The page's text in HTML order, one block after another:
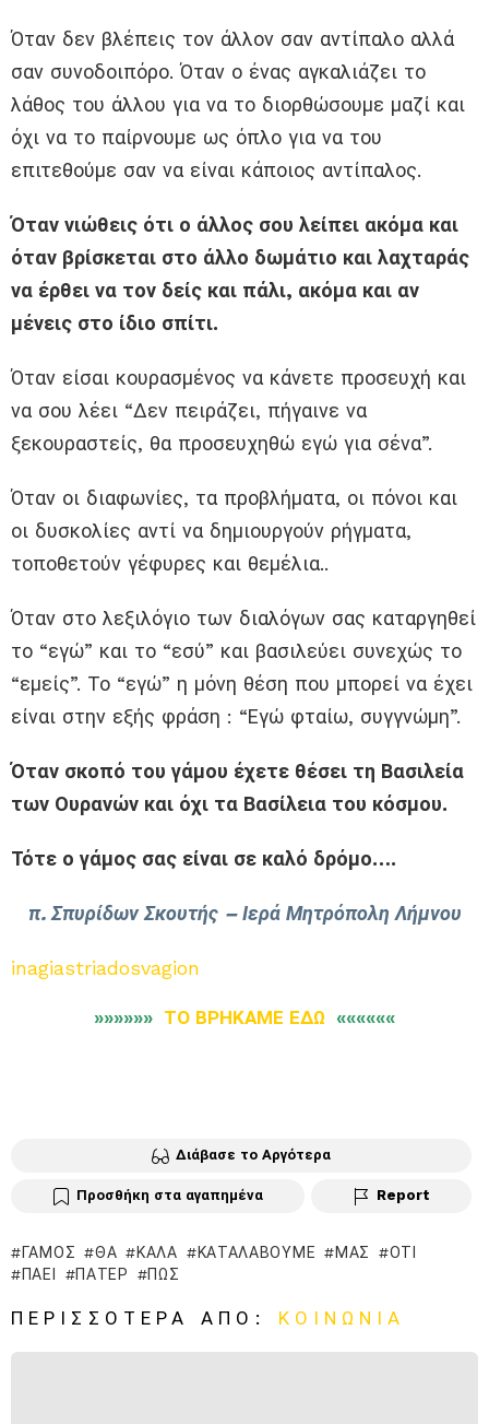
Όταν δεν βλέπεις τον άλλον σαν αντίπαλο αλλά
σαν συνοδοιπόρο. Όταν ο ένας αγκαλιάζει το
λάθος του άλλου για να το διορθώσουμε μαζί και
όχι να το παίρνουμε ως όπλο για να του
επιτεθούμε σαν να είναι κάποιος αντίπαλος.
Όταν νιώθεις ότι ο άλλος σου λείπει ακόμα και
όταν βρίσκεται στο άλλο δωμάτιο και λαχταράς
να έρθει να τον δείς και πάλι, ακόμα και αν
μένεις στο ίδιο σπίτι.
Όταν είσαι κουρασμένος να κάνετε προσευχή και
να σου λέει “Δεν πειράζει, πήγαινε να
ξεκουραστείς, θα προσευχηθώ εγώ για σένα”.
Όταν οι διαφωνίες, τα προβλήματα, οι πόνοι και
οι δυσκολίες αντί να δημιουργούν ρήγματα,
τοποθετούν γέφυρες και θεμέλια..
Όταν στο λεξιλόγιο των διαλόγων σας καταργηθεί
το “εγώ” και το “εσύ” και βασιλεύει συνεχώς το
“εμείς”. Το “εγώ” η μόνη θέση που μπορεί να έχει
είναι στην εξής φράση : “Εγώ φταίω, συγγνώμη”.
Όταν σκοπό του γάμου έχετε θέσει τη Βασιλεία
των Ουρανών και όχι τα Βασίλεια του κόσμου.
Τότε ο γάμος σας είναι σε καλό δρόμο….
π. Σπυρίδων Σκουτής – Ιερά Μητρόπολη Λήμνου
inagiastriadosvagion
»»»»»» ΤΟ ΒΡΗΚΑΜΕ ΕΔΩ ««««««
Διάβασε το Αργότερα
Προσθήκη στα αγαπημένα Report
ΓΆΜΟΣ ΘΑ ΚΑΛΆ ΚΑΤΑΛΆΒΟΥΜΕ ΜΑΣ
ΌΤΙ
ΠΆΕΙ
ΠΆΤΕΡ ΠΩΣ
ΠΕΡΙΣΣΌΤΕΡΑ ΑΠΌ: ΚΟΙΝΩΝΙΑ